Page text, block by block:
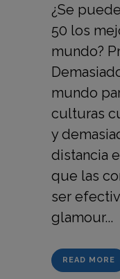
¿Se
50 los
mundo?
mundo
culturas
y
distancia
que las
ser
glamour...
READ MORE